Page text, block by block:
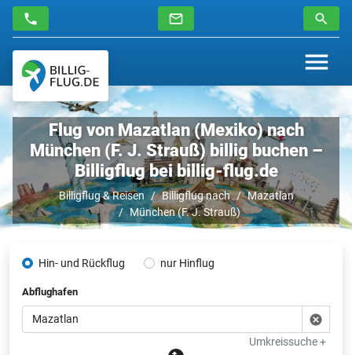
Flug von Mazatlan (Mexiko) nach
München (F. J. Strauß) billig buchen –
Billigflug bei billig-flug.de
Billigflug & Reisen Billigflug nach
Mazatlan
München (F. J. Strauß)
Hin- und Rückflug nur Hinflug
Abflughafen
Umkreissuche +